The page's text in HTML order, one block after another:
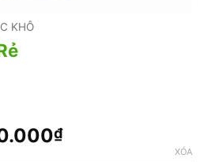
KHÔ
₫Khoảng
XÓA